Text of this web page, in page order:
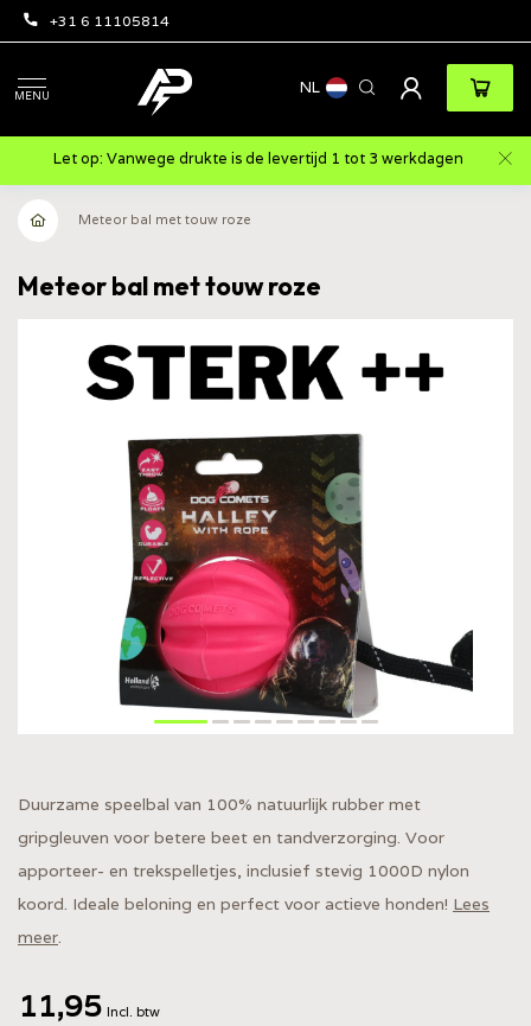
+31 6 11105814
MENU NL
Let op: Vanwege drukte is de levertijd 1 tot 3 werkdagen
Meteor bal met touw roze
Meteor bal met touw roze
Duurzame speelbal van 100% natuurlijk rubber met
gripgleuven voor betere beet en tandverzorging. Voor
apporteer- en trekspelletjes, inclusief stevig 1000D nylon
koord. Ideale beloning en perfect voor actieve honden! Lees
meer.
11,95 Incl. btw